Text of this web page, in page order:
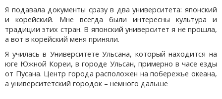
Я подавала документы сразу в два университета: японский
и корейский. Мне всегда были интересны культура и
традиции этих стран. В японский университет я не прошла,
а вот в корейский меня приняли.
Я училась в Университете Ульсана, который находится на
юге Южной Кореи, в городе Ульсан, примерно в часе езды
от Пусана. Центр города расположен на побережье океана,
а университетский городок – немного дальше